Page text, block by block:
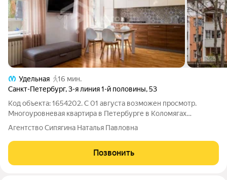
Удельная
16 мин.
Санкт-Петербург,3-я линия 1-й половины,53
Код объекта: 1654202. С 01 августа возможен просмотр.
Многоуровневая квартира в Петербурге в Коломягах
подойдет как для молодой семьи , так и для родителей. До
ремонт. Малоэтажная застройка
Агентство Сипягина Наталья Павловна
Позвонить